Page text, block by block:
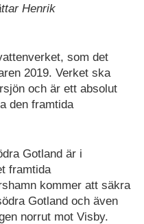
Henrik
som det
2019. Verket ska
och är ett absolut
den framtida
Gotland är i
framtida
kommer att säkra
Gotland och även
norrut mot Visby.